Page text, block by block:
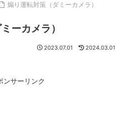
煽り運転対策（ダミーカメラ）
ーカメラ）
2023.07.01 2024.03.01
ンサーリンク